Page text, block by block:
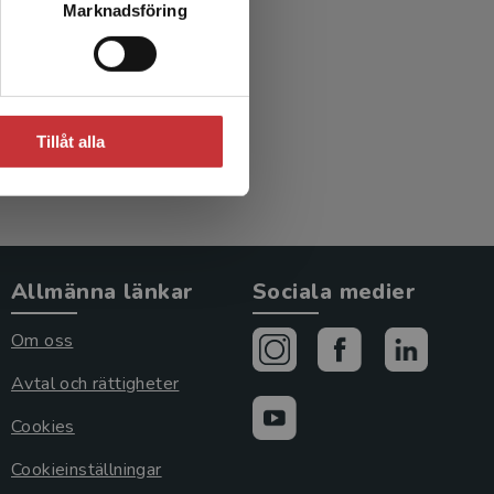
Marknadsföring
Tillåt alla
Allmänna länkar
Om oss
Avtal och rättigheter
Cookies
Cookieinställningar
Sociala medier